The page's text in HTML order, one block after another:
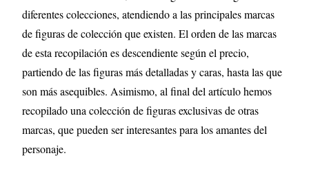
diferentes colecciones, atendiendo a las principales marcas
de figuras de colección que existen. El orden de las marcas
de esta recopilación es descendiente según el precio,
partiendo de las figuras más detalladas y caras, hasta las que
son más asequibles. Asimismo, al final del artículo hemos
recopilado una colección de figuras exclusivas de otras
marcas, que pueden ser interesantes para los amantes del
personaje.